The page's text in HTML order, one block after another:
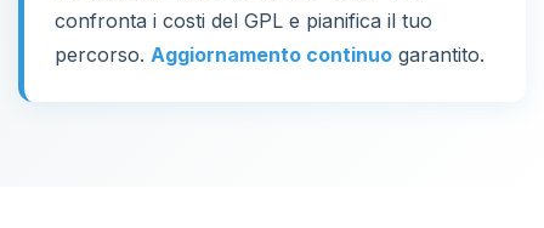
confronta i costi del GPL e pianifica il tuo
percorso. Aggiornamento continuo garantito.